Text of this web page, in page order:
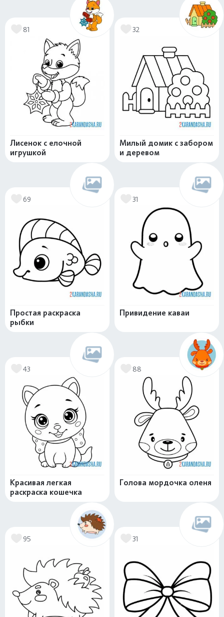
81
Лисенок с елочной
игрушкой
32
Милый домик с забором
и деревом
69
Простая раскраска
рыбки
31
Привидение каваи
43
Красивая легкая
раскраска кошечка
88
Голова мордочка оленя
95 31